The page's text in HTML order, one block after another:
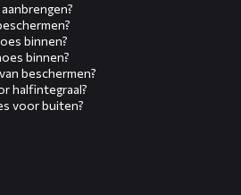
binnen?
binnen?
beschermen?
halfintegraal?
voor buiten?